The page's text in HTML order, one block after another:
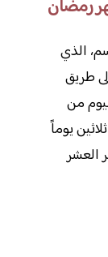
رمضان
الذي
طريق
من
يوماً
العشر